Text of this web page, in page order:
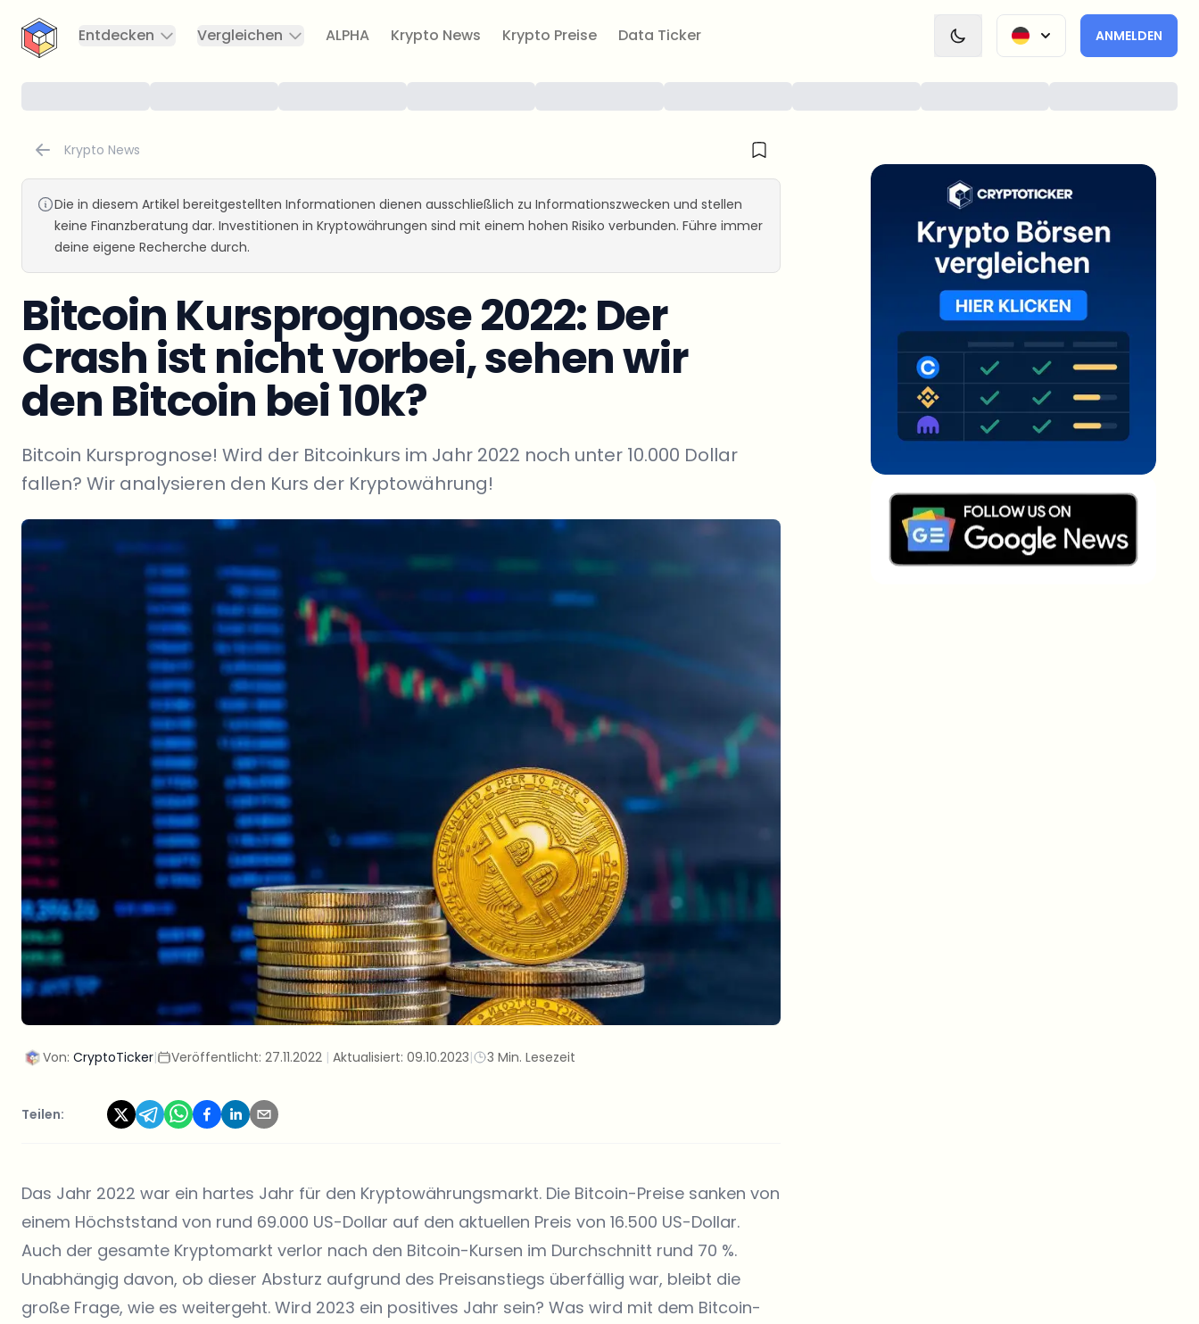
CryptoTicker
Entdecken
Vergleichen ALPHA Krypto News Krypto Preise Data Ticker ANMELDEN
Krypto News
Die in diesem Artikel bereitgestellten Informationen dienen ausschließlich zu Informationszwecken und stellen
keine Finanzberatung dar. Investitionen in Kryptowährungen sind mit einem hohen Risiko verbunden. Führe immer
deine eigene Recherche durch.
Bitcoin Kursprognose 2022: Der
Crash ist nicht vorbei, sehen wir
den Bitcoin bei 10k?
Bitcoin Kursprognose! Wird der Bitcoinkurs im Jahr 2022 noch unter 10.000 Dollar
fallen? Wir analysieren den Kurs der Kryptowährung!
Von: CryptoTicker| Veröffentlicht: 27.11.2022 | Aktualisiert: 09.10.2023| 3 Min. Lesezeit
Teilen:
Das Jahr 2022 war ein hartes Jahr für den Kryptowährungsmarkt. Die Bitcoin-Preise sanken von
einem Höchststand von rund 69.000 US-Dollar auf den aktuellen Preis von 16.500 US-Dollar.
Auch der gesamte Kryptomarkt verlor nach den Bitcoin-Kursen im Durchschnitt rund 70 %.
Unabhängig davon, ob dieser Absturz aufgrund des Preisanstiegs überfällig war, bleibt die
große Frage, wie es weitergeht. Wird 2023 ein positives Jahr sein? Was wird mit dem Bitcoin-